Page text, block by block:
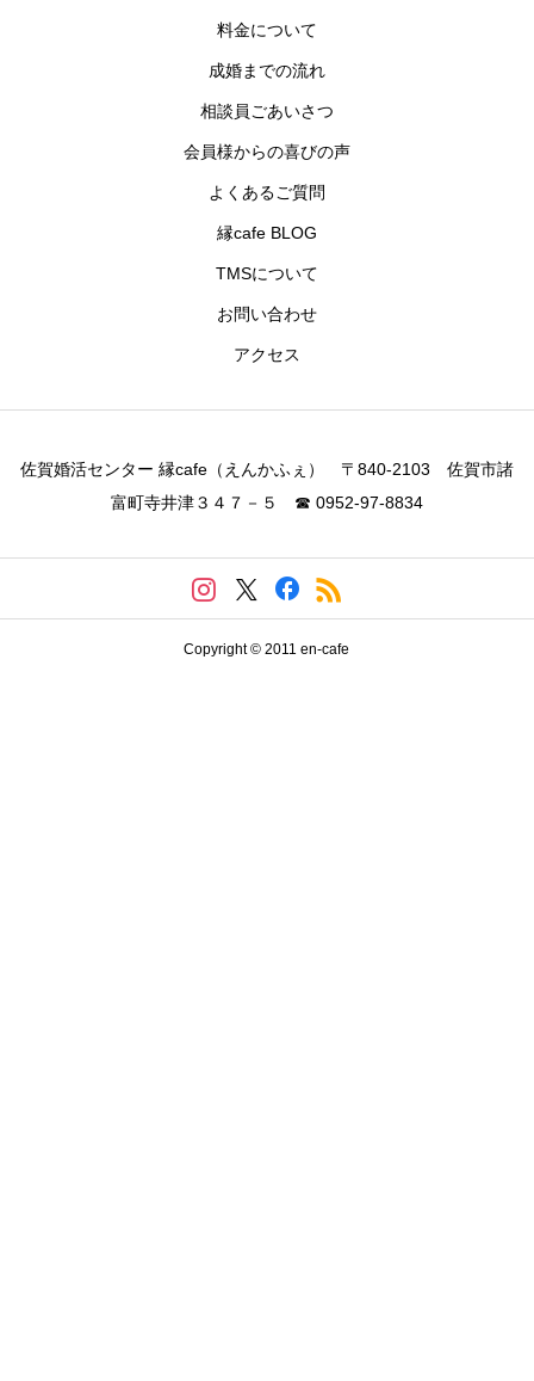
料金について
成婚までの流れ
相談員ごあいさつ
会員様からの喜びの声
よくあるご質問
縁cafe BLOG
TMSについて
お問い合わせ
アクセス
佐賀婚活センター 縁cafe（えんかふぇ） 〒840-2103 佐賀市諸
富町寺井津３４７－５ ☎ 0952-97-8834
Copyright © 2011 en-cafe